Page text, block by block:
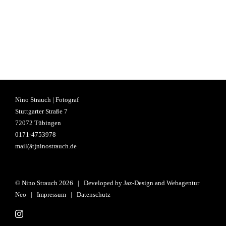
Nino Strauch | Fotograf
Stuttgarter Straße 7
72072 Tübingen
0171-4753978
mail(ät)ninostrauch.de
© Nino Strauch 2026 | Developed by Jaz-Design and Webagentur
Neo | Impressum | Datenschutz
Instagram